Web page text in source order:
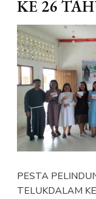
KE 26
PESTA
TELUKDALAM